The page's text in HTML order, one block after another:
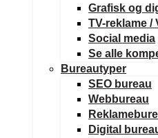
Grafisk og
TV-reklame /
Social media
Se alle
Bureautyper
SEO bureau
Webbureau
Digital